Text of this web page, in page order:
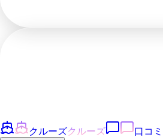
クルーズクルーズ 口コミ